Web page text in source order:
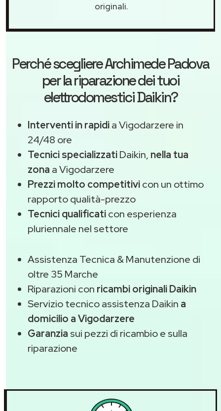
originali.
Perché scegliereArchimede Padova
per la riparazione dei tuoi
elettrodomestici Daikin?
Interventi in rapidia Vigodarzere in
24/48 ore
Tecnici specializzatiDaikin, nella tua
zona a Vigodarzere
Prezzi molto competitivicon un ottimo
rapporto qualità-prezzo
Tecnici qualificaticon esperienza
pluriennale nel settore
Assistenza Tecnica & Manutenzione di
oltre 35 Marche
Riparazioni con ricambi originali Daikin
Servizio tecnico assistenza Daikin a
domicilio a Vigodarzere
Garanzia sui pezzi di ricambio e sulla
riparazione